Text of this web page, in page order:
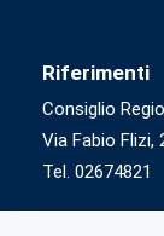
Riferimenti
Consiglio
Via Fabio Flizi,
Tel. 02674821